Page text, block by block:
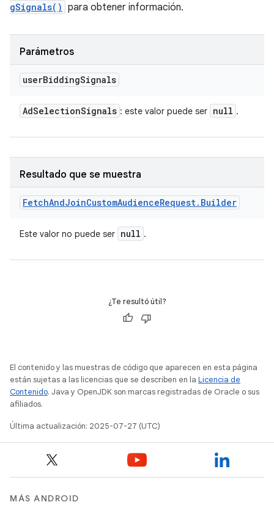
gSignals() para obtener información.
Parámetros
userBiddingSignals
AdSelectionSignals : este valor puede ser null .
Resultado que se muestra
FetchAndJoinCustomAudienceRequest. Builder
Este valor no puede ser null .
¿Te resultó útil?
El contenido y las muestras de código que aparecen en esta página
están sujetas a las licencias que se describen en la Licencia de
Contenido. Java y OpenJDK son marcas registradas de Oracle o sus
afiliados.
Última actualización: 2025-07-27 (UTC)
MÁS ANDROID